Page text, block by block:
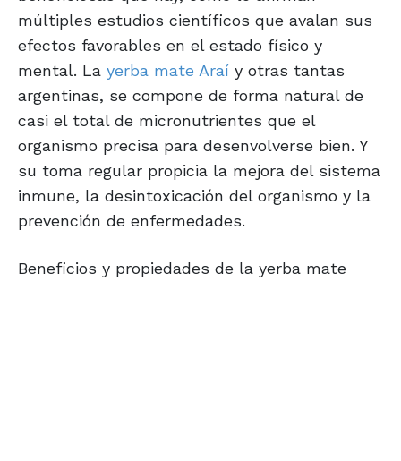
múltiples estudios científicos que avalan sus
efectos favorables en el estado físico y
mental. La yerba mate Araí y otras tantas
argentinas, se compone de forma natural de
casi el total de micronutrientes que el
organismo precisa para desenvolverse bien. Y
su toma regular propicia la mejora del sistema
inmune, la desintoxicación del organismo y la
prevención de enfermedades.
Beneficios y propiedades de la yerba mate